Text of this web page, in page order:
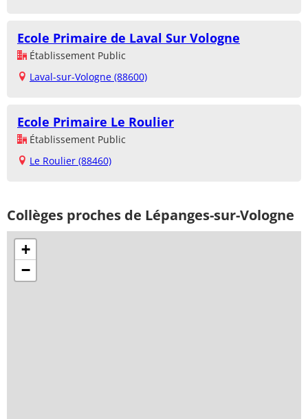
Ecole Primaire de Laval Sur Vologne
Établissement Public
Laval-sur-Vologne (88600)
Ecole Primaire Le Roulier
Établissement Public
Le Roulier (88460)
Collèges proches de Lépanges-sur-Vologne
+
−